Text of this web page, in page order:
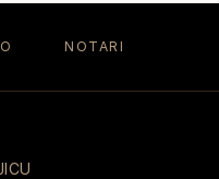
NOTARI